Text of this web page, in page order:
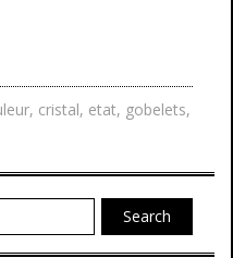
ta
g
er
, cristal, etat, gobelets,
Search